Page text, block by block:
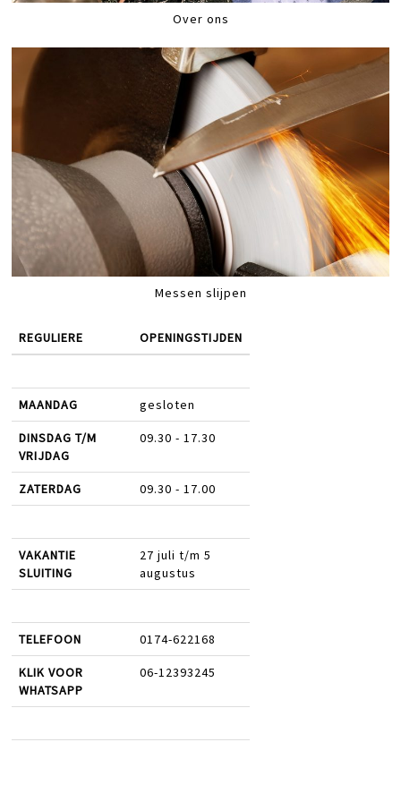
Over ons
Messen slijpen
REGULIERE OPENINGSTIJDEN
MAANDAG gesloten
DINSDAG T/M
VRIJDAG
09.30 - 17.30
ZATERDAG 09.30 - 17.00
VAKANTIE
SLUITING
27 juli t/m 5
augustus
TELEFOON 0174-622168
KLIK VOOR
WHATSAPP
06-12393245